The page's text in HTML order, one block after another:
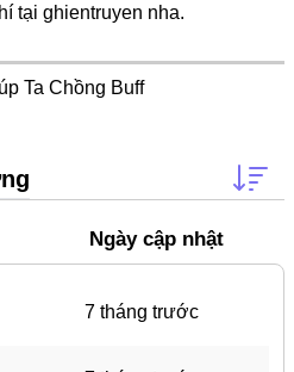
tại ghientruyen nha.
Ta Chồng Buff
Ngày cập nhật
7 tháng trước